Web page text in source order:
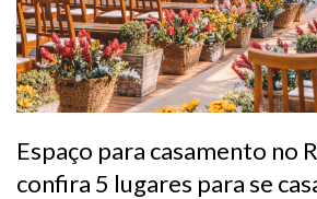
Espaço para casamento no
confira 5 lugares para se